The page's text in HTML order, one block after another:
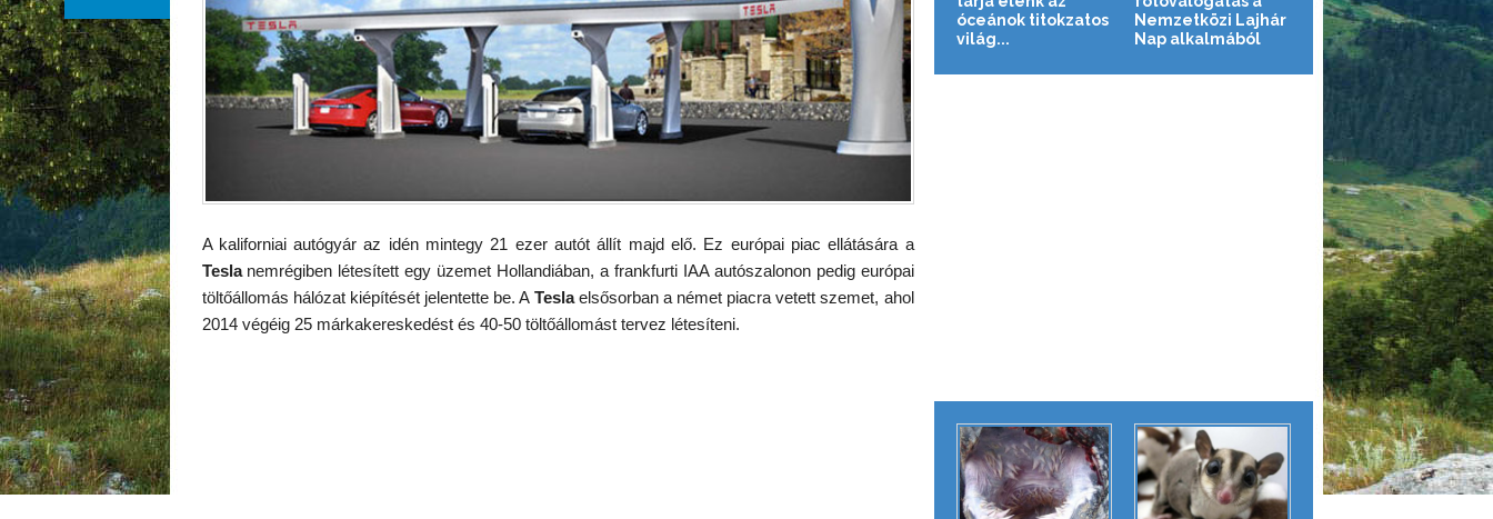
A kaliforniai autógyár az idén mintegy 21 ezer autót állít majd elő. Ez európai piac ellátására a
Teslanemrégiben létesített egy üzemet Hollandiában, a frankfurti IAA autószalonon pedig európai
töltőállomás hálózat kiépítését jelentette be. ATeslaelsősorban a német piacra vetett szemet, ahol
2014 végéig 25 márkakereskedést és 40-50 töltőállomást tervez létesíteni.
óceánok titokzatos
világ...
Nemzetközi Lajhár
Nap alkalmából